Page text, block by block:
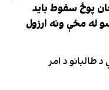
پوځ سقوط باید
پېښو له مخې ونه ارزول
طالبانو د امر